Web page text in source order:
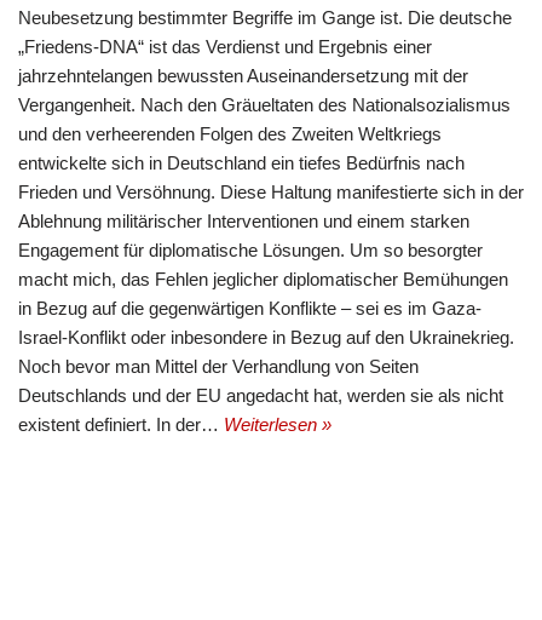
Neubesetzung bestimmter Begriffe im Gange ist. Die deutsche
„Friedens-DNA“ ist das Verdienst und Ergebnis einer
jahrzehntelangen bewussten Auseinandersetzung mit der
Vergangenheit. Nach den Gräueltaten des Nationalsozialismus
und den verheerenden Folgen des Zweiten Weltkriegs
entwickelte sich in Deutschland ein tiefes Bedürfnis nach
Frieden und Versöhnung. Diese Haltung manifestierte sich in der
Ablehnung militärischer Interventionen und einem starken
Engagement für diplomatische Lösungen. Um so besorgter
macht mich, das Fehlen jeglicher diplomatischer Bemühungen
in Bezug auf die gegenwärtigen Konflikte – sei es im Gaza-
Israel-Konflikt oder inbesondere in Bezug auf den Ukrainekrieg.
Noch bevor man Mittel der Verhandlung von Seiten
Deutschlands und der EU angedacht hat, werden sie als nicht
existent definiert. In der… Weiterlesen »